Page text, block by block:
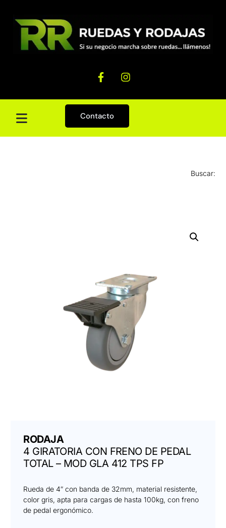
Contacto
Buscar:
RODAJA
4 GIRATORIA CON FRENO DE PEDAL
TOTAL – MOD GLA 412 TPS FP
Rueda de 4″ con banda de 32mm, material resistente,
color gris, apta para cargas de hasta 100kg, con freno
de pedal ergonómico.